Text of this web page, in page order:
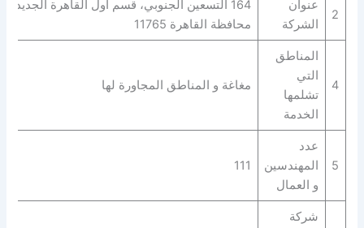
2
عنوان
الشركة
164 التسعين الجنوبي، قسم أول القاهرة الجديدة،
محافظة القاهرة‬ 11765
4
المناطق
التي
تشلمها
الخدمة
مغاغة و المناطق المجاورة لها
5
عدد
المهندسين
و العمال
111
شركة